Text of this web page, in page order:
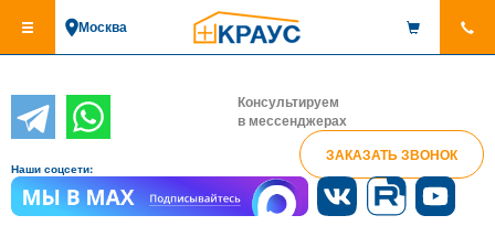
основному
Москва
Консультируем
в мессенджерах
ЗАКАЗАТЬ ЗВОНОК
Наши соцсети: